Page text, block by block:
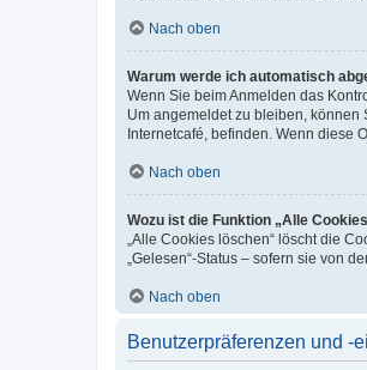
Nach oben
Warum werde ich automatisch
Wenn Sie beim Anmelden das
Um angemeldet zu bleiben, können
Internetcafé, befinden. Wenn diese
Nach oben
Wozu ist die Funktion „Alle
„Alle Cookies löschen“ löscht die
„Gelesen“-Status – sofern sie von
Nach oben
Benutzerpräferenzen und -